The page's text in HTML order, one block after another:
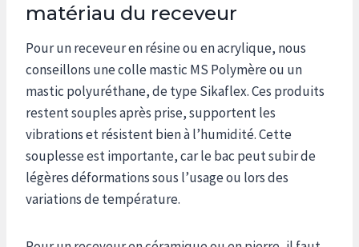
matériau du receveur
Pour un receveur en résine ou en acrylique, nous
conseillons une colle mastic MS Polymère ou un
mastic polyuréthane, de type Sikaflex. Ces produits
restent souples après prise, supportent les
vibrations et résistent bien à l’humidité. Cette
souplesse est importante, car le bac peut subir de
légères déformations sous l’usage ou lors des
variations de température.